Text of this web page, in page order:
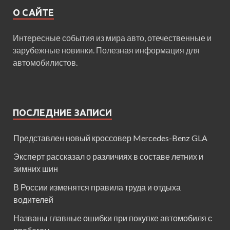
О САЙТЕ
Интересные события из мира авто, отечественные и
зарубежные новинки. Полезная информация для
автомобилистов.
ПОСЛЕДНИЕ ЗАПИСИ
Представлен новый кроссовер Mercedes-Benz GLA
Эксперт рассказал о различиях в составе летних и
зимних шин
В России изменятся правила труда и отдыха
водителей
Названы главные ошибки при покупке автомобиля с